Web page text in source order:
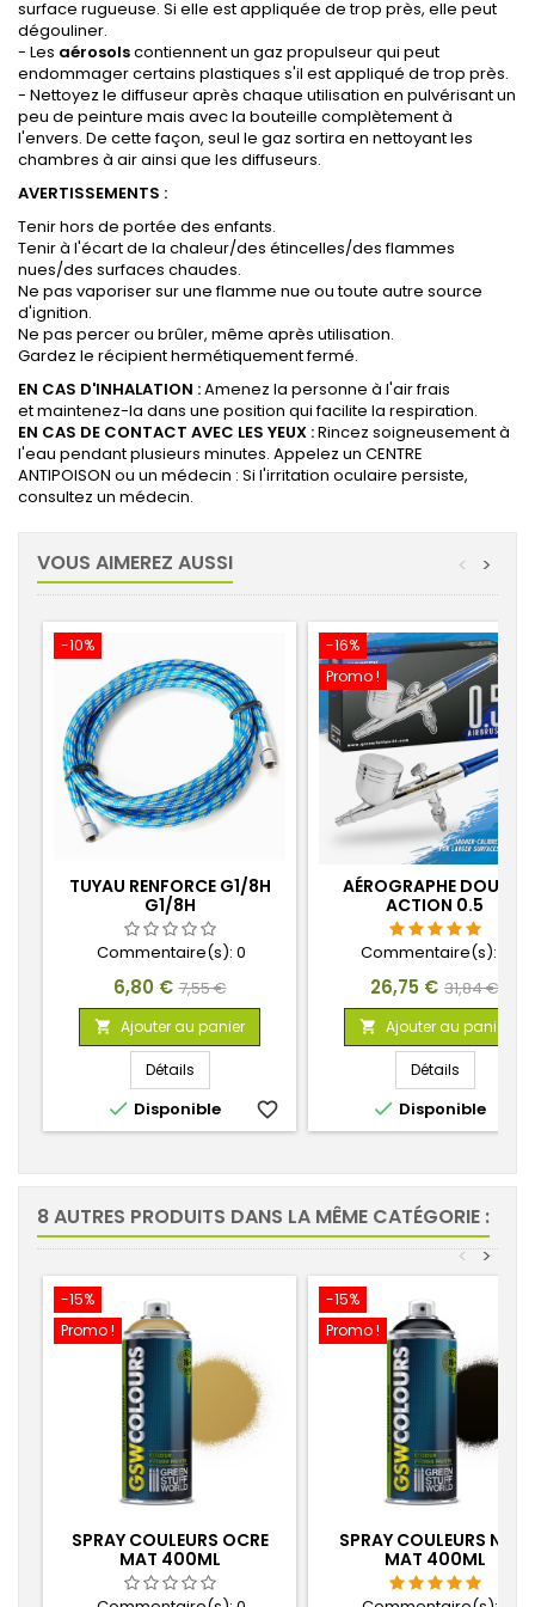
surface rugueuse. Si elle est appliquée de trop près, elle peut
dégouliner.
- Les aérosolscontiennent un gaz propulseur qui peut
endommager certains plastiques s'il est appliqué de trop près.
- Nettoyez le diffuseur après chaque utilisation en pulvérisant un
peu de peinture mais avec la bouteille complètement à
l'envers. De cette façon, seul le gaz sortira en nettoyant les
chambres à air ainsi que les diffuseurs.
AVERTISSEMENTS :
Tenir hors de portée des enfants.
Tenir à l'écart de la chaleur/des étincelles/des flammes
nues/des surfaces chaudes.
Ne pas vaporiser sur une flamme nue ou toute autre source
d'ignition.
Ne pas percer ou brûler, même après utilisation.
Gardez le récipient hermétiquement fermé.
EN CAS D'INHALATION :Amenez la personne à l'air frais
et maintenez-la dans une position qui facilite la respiration.
EN CAS DE CONTACT AVEC LES YEUX :Rincez soigneusement à
l'eau pendant plusieurs minutes. Appelez un CENTRE
ANTIPOISON ou un médecin : Si l'irritation oculaire persiste,
consultez un médecin.
VOUS AIMEREZ AUSSI >
<
-10%
TUYAU RENFORCE G1/8H
G1/8H
Commentaire(s): 0
Prix
6,80 € Prix
de
base
7,55 €
 Ajouter au panier
Détails
 Disponible favorite_border
-16%
Promo !
AÉROGRAPHE DOUBLE
ACTION 0.5
Commentaire(s):
Prix
26,75 € Prix
de
base
31,84 €
 Ajouter au panier
Détails
 Disponible
8 AUTRES PRODUITS DANS LA MÊME CATÉGORIE :
>
<
-15%
Promo !
SPRAY COULEURS OCRE
MAT 400ML
-15%
Promo !
SPRAY COULEURS NOIR
MAT 400ML